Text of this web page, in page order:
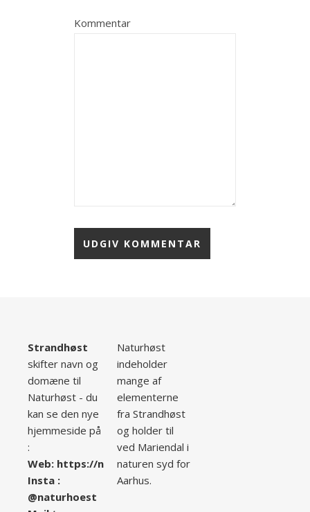
Kommentar
Strandhøst
skifter navn og
domæne til
Naturhøst - du
kan se den nye
hjemmeside på
:
Web: https://naturhoest.dk/
Insta :
@naturhoest
Naturhøst
indeholder
mange af
elementerne
fra Strandhøst
og holder til
ved Mariendal i
naturen syd for
Aarhus.